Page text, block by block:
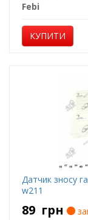
Febi
КУПИТИ
Датчик зносу
w211
89 грн